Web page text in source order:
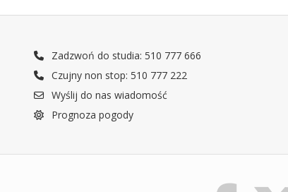
Zadzwoń do studia: 510 777 666
Czujny non stop: 510 777 222
Wyślij do nas wiadomość
Prognoza pogody